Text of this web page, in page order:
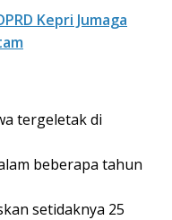
Kepri Jumaga
tergeletak di
beberapa tahun
setidaknya 25